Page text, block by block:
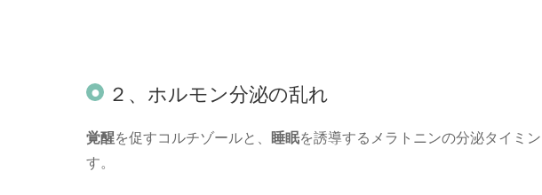
２、ホルモン分泌の乱れ
覚醒を促すコルチゾールと、 睡眠を誘導するメラトニンの分泌タイミ
す。